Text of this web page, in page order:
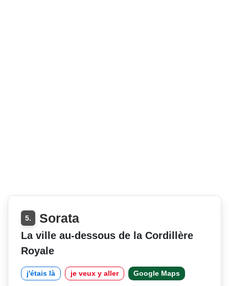
5. Sorata
La ville au-dessous de la Cordillère
Royale
j'étais là je veux y aller Google Maps